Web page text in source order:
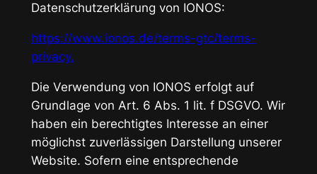
Datenschutzerklärung von IONOS:
https://www.ionos.de/terms-gtc/terms-
privacy.
Die Verwendung von IONOS erfolgt auf
Grundlage von Art. 6 Abs. 1 lit. f DSGVO. Wir
haben ein berechtigtes Interesse an einer
möglichst zuverlässigen Darstellung unserer
Website. Sofern eine entsprechende